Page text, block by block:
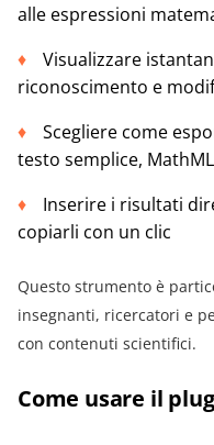
alle espressioni
Visualizzare
riconoscimento e
Scegliere come
testo semplice,
Inserire i risultati
copiarli con un clic
Questo strumento è
insegnanti, ricercatori e
con contenuti scientifici.
Come usare il